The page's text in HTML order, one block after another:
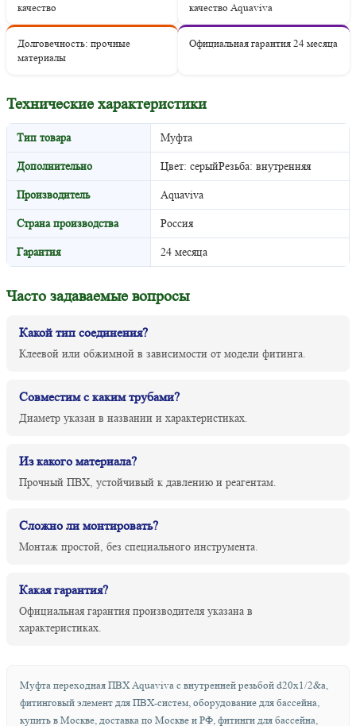
качество
качество Aquaviva
Долговечность: прочные
материалы
Официальная гарантия 24 месяца
Технические характеристики
Тип товара Муфта
Дополнительно Цвет: серыйРезьба: внутренняя
Производитель Aquaviva
Страна производства Россия
Гарантия 24 месяца
Часто задаваемые вопросы
Какой тип соединения?
Клеевой или обжимной в зависимости от модели фитинга.
Совместим с каким трубами?
Диаметр указан в названии и характеристиках.
Из какого материала?
Прочный ПВХ, устойчивый к давлению и реагентам.
Сложно ли монтировать?
Монтаж простой, без специального инструмента.
Какая гарантия?
Официальная гарантия производителя указана в
характеристиках.
Муфта переходная ПВХ Aquaviva с внутренней резьбой d20х1/2&a,
фитинговый элемент для ПВХ-систем, оборудование для бассейна,
купить в Москве, доставка по Москве и РФ, фитинги для бассейна,